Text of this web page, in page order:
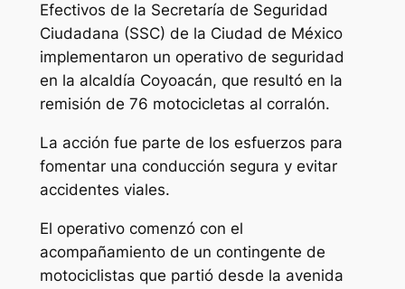
Efectivos de la Secretaría de Seguridad
Ciudadana (SSC) de la Ciudad de México
implementaron un operativo de seguridad
en la alcaldía Coyoacán, que resultó en la
remisión de 76 motocicletas al corralón.
La acción fue parte de los esfuerzos para
fomentar una conducción segura y evitar
accidentes viales.
El operativo comenzó con el
acompañamiento de un contingente de
motociclistas que partió desde la avenida